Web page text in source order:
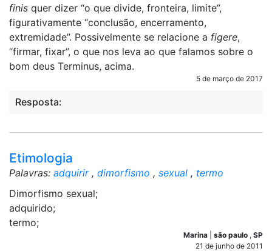
finis quer dizer “o que divide, fronteira, limite”,
figurativamente “conclusão, encerramento,
extremidade”. Possivelmente se relacione a figere,
“firmar, fixar”, o que nos leva ao que falamos sobre o
bom deus Terminus, acima.
5 de março de 2017
Resposta:
Etimologia
Palavras: adquirir, dimorfismo , sexual , termo
Dimorfismo sexual;
adquirido;
termo;
Marina são paulo , SP
21 de junho de 2011